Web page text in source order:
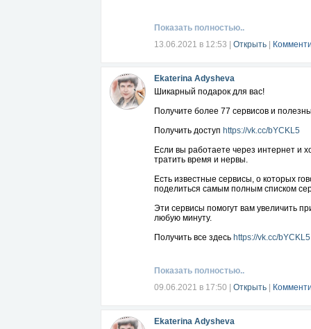
Показать полностью..
13.06.2021 в 12:53
Открыть
Ekaterina Adysheva
Шикарный подарок для вас!
Получите более 77 сервисов и
Получить доступ https://vk.cc/bYCKL5
Если вы работаете через интернет и
тратить время и нервы.
Есть известные сервисы, о которых
поделиться самым полным списком
Эти сервисы помогут вам увеличить
любую минуту.
Получить все здесь https://vk.cc/bYCKL5
Показать полностью..
09.06.2021 в 17:50
Открыть
Ekaterina Adysheva